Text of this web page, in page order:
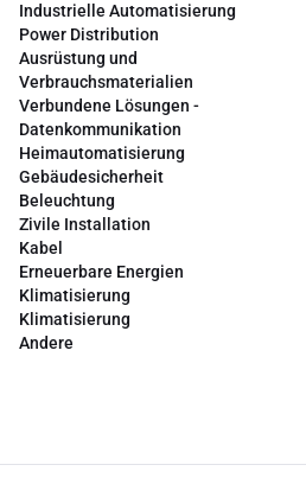
Industrielle Automatisierung
Power Distribution
Ausrüstung und
Verbrauchsmaterialien
Verbundene Lösungen -
Datenkommunikation
Heimautomatisierung
Gebäudesicherheit
Beleuchtung
Zivile Installation
Kabel
Erneuerbare Energien
Klimatisierung
Klimatisierung
Andere